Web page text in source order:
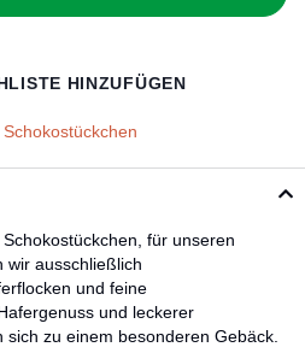
HINZUFÜGEN
für unseren
wir ausschließlich
und feine
und leckerer
zu einem besonderen Gebäck.